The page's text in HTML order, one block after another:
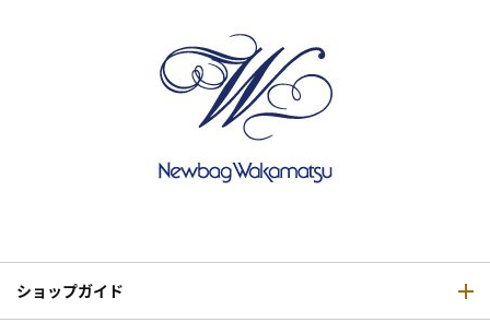
ショップガイド